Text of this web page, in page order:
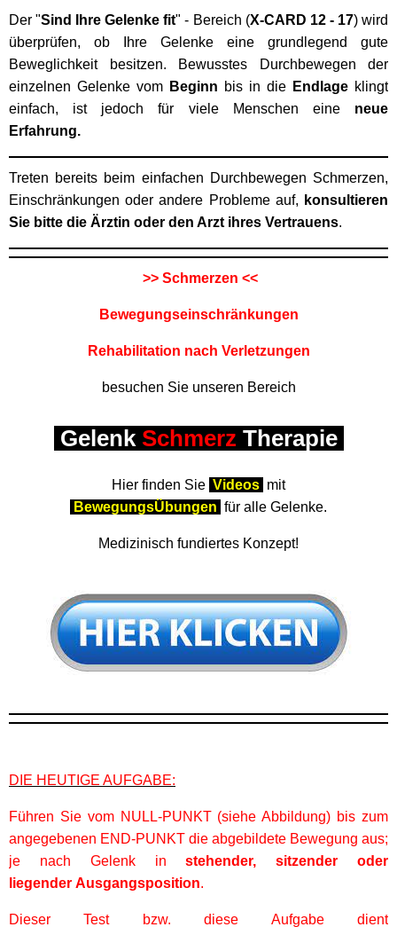
Der "Sind Ihre Gelenke fit" - Bereich (X-CARD 12 - 17) wird
überprüfen, ob Ihre Gelenke eine grundlegend gute
Beweglichkeit besitzen. Bewusstes Durchbewegen der
einzelnen Gelenke vom Beginn bis in die Endlage klingt
einfach, ist jedoch für viele Menschen eineneue
Erfahrung.
Treten bereits beim einfachen Durchbewegen Schmerzen,
Einschränkungen oder andere Probleme auf, konsultieren
Sie bitte die Ärztin oder den Arzt ihres Vertrauens.
>> Schmerzen <<
Bewegungseinschränkungen
Rehabilitation nach Verletzungen
besuchen Sie unseren Bereich
Gelenk Schmerz Therapie
Hier finden Sie Videos mit
BewegungsÜbungen für alle Gelenke.
Medizinisch fundiertes Konzept!
DIE HEUTIGE AUFGABE:
Führen Sie vom NULL-PUNKT (siehe Abbildung) bis zum
angegebenen END-PUNKT die abgebildete Bewegung aus;
je nach Gelenk instehender, sitzender oder
liegender Ausgangsposition.
Dieser Test bzw. diese Aufgabe dient